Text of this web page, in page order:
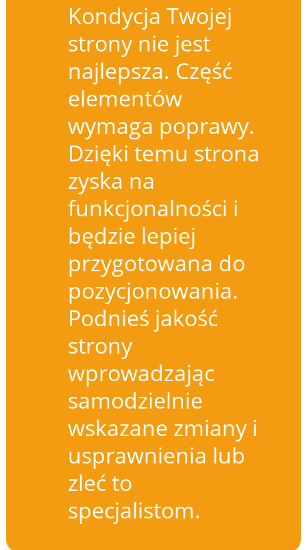
Kondycja Twojej
strony nie jest
najlepsza. Część
elementów
wymaga poprawy.
Dzięki temu strona
zyska na
funkcjonalności i
będzie lepiej
przygotowana do
pozycjonowania.
Podnieś jakość
strony
wprowadzając
samodzielnie
wskazane zmiany i
usprawnienia lub
zleć to
specjalistom.